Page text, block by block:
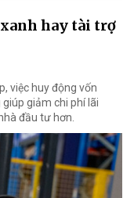
hay tài trợ
việc huy động vốn
giảm chi phí lãi
đầu tư hơn.